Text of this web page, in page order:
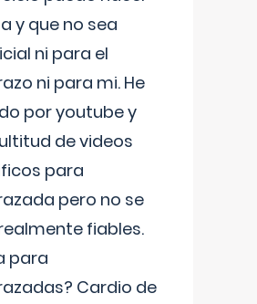
y que no sea
ni para el
ni para mi. He
por youtube y
de videos
para
pero no se
fiables.
para
Cardio de